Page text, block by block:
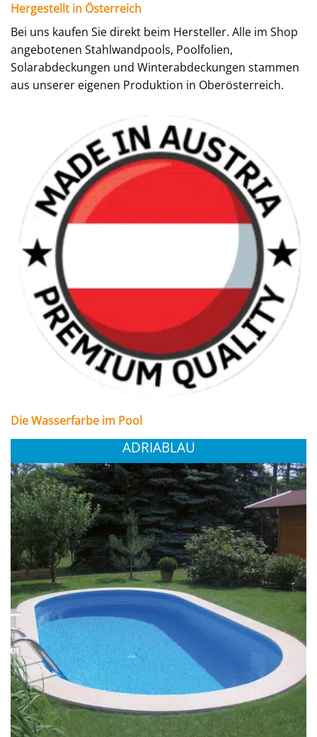
Hergestellt in Österreich
Bei uns kaufen Sie direkt beim Hersteller. Alle im Shop
angebotenen Stahlwandpools, Poolfolien,
Solarabdeckungen und Winterabdeckungen stammen
aus unserer eigenen Produktion in Oberösterreich.
Die Wasserfarbe im Pool
ADRIABLAU